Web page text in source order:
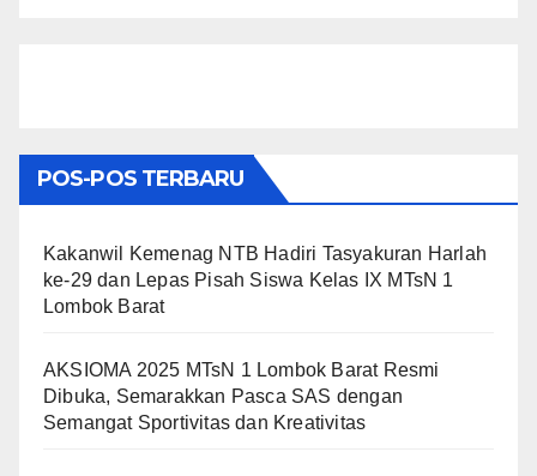
POS-POS TERBARU
Kakanwil Kemenag NTB Hadiri Tasyakuran Harlah
ke-29 dan Lepas Pisah Siswa Kelas IX MTsN 1
Lombok Barat
AKSIOMA 2025 MTsN 1 Lombok Barat Resmi
Dibuka, Semarakkan Pasca SAS dengan
Semangat Sportivitas dan Kreativitas